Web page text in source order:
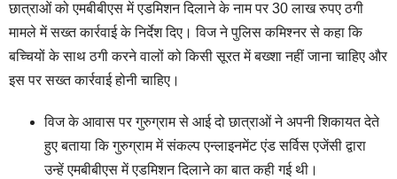
छात्राओं को एमबीबीएस में एडमिशन दिलाने के नाम पर 30 लाख रुपए ठगी
मामले में सख्त कार्रवाई के निर्देश दिए। विज ने पुलिस कमिश्नर से कहा कि
बच्चियों के साथ ठगी करने वालों को किसी सूरत में बख्शा नहीं जाना चाहिए और
इस पर सख्त कार्रवाई होनी चाहिए।
विज के आवास पर गुरुग्राम से आई दो छात्राओं ने अपनी शिकायत देते
हुए बताया कि गुरुग्राम में संकल्प एन्लाइनमेंट एंड सर्विस एजेंसी द्वारा
उन्हें एमबीबीएस में एडमिशन दिलाने का बात कही गई थी।